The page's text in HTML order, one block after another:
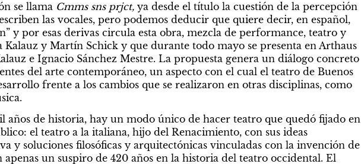
se llama Cmms sns prjct, ya desde el título la cuestión de la percepción
las vocales, pero podemos deducir que quiere decir, en español,
y por esas derivas circula esta obra, mezcla de performance, teatro y
Kalauz y Martín Schick y que durante todo mayo se presenta en Arthaus
e Ignacio Sánchez Mestre. La propuesta genera un diálogo concreto
del arte contemporáneo, un aspecto con el cual el teatro de Buenos
frente a los cambios que se realizaron en otras disciplinas, como
años de historia, hay un modo único de hacer teatro que quedó fijado en
el teatro a la italiana, hijo del Renacimiento, con sus ideas
y soluciones filosóficas y arquitectónicas vinculadas con la invención de
un suspiro de 420 años en la historia del teatro occidental. El